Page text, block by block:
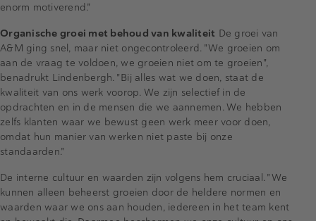
enorm motiverend."
Organische groei met behoud van kwaliteit De groei van
A&M ging snel, maar niet ongecontroleerd. "We groeien om
aan de vraag te voldoen, we groeien niet om te groeien",
benadrukt Lindenbergh. "Bij alles wat we doen, staat de
kwaliteit van ons werk voorop. We zijn selectief in de
opdrachten en in de mensen die we aannemen. We hebben
zelfs klanten waar we bewust geen werk meer voor doen,
omdat hun manier van werken niet paste bij onze
standaarden."
De interne cultuur en waarden zijn volgens hem cruciaal. "We
kunnen alleen beheerst groeien door de heldere normen en
waarden waar we ons aan houden, iedereen in het team kent